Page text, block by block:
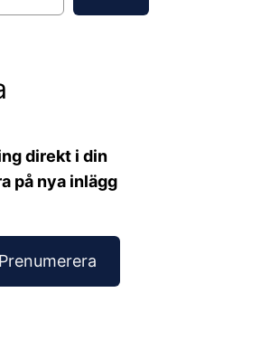
direkt i din
på nya inlägg